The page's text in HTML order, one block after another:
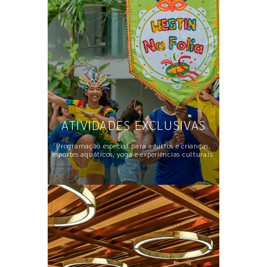
ATIVIDADES EXCLUSIVAS
Programação especial para adultos e crianças,
esportes aquáticos, yoga e experiências culturais.